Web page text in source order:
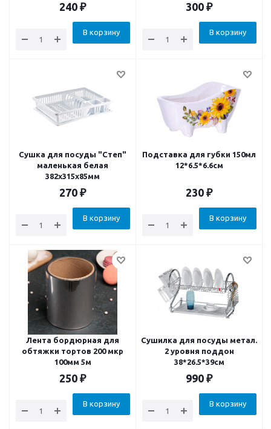
240 ₽
В корзину
300 ₽
В корзину
Сушка для посуды "Степ"
маленькая белая
382x315x85мм
270 ₽
В корзину
Подставка для губки 150мл
12*6.5*6.6см
230 ₽
В корзину
Лента бордюрная для
обтяжки тортов 200 мкр
100мм 5м
250 ₽
В корзину
Сушилка для посуды метал.
2 уровня поддон
38*26.5*39см
990 ₽
В корзину